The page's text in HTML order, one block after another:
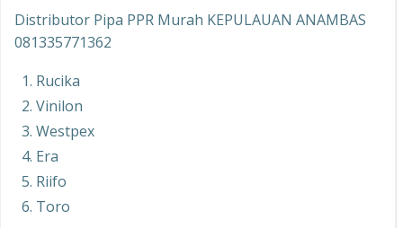
Distributor Pipa PPR Murah KEPULAUAN ANAMBAS
081335771362
Rucika
Vinilon
Westpex
Era
Riifo
Toro